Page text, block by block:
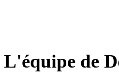
L'équipe de